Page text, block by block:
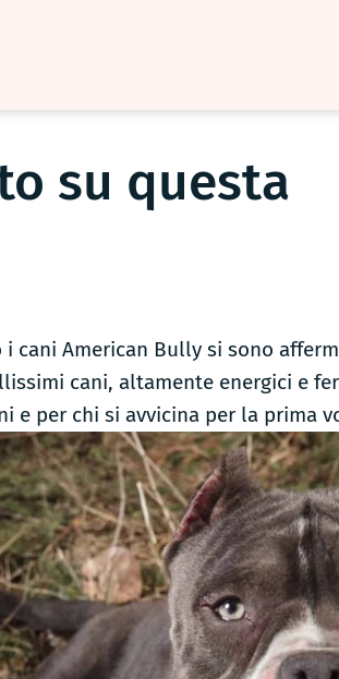
su questa
i cani American Bully si sono
cani, altamente energici e
e per chi si avvicina per la prima